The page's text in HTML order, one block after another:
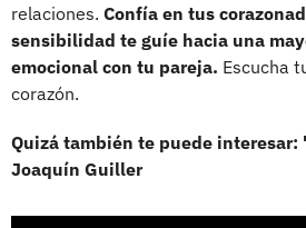
relaciones. Confía en tus
sensibilidad te guíe hacia una
emocional con tu pareja. Escucha
corazón.
Quizá también te puede interesar:
Joaquín Guiller